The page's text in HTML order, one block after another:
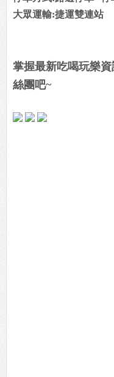
大眾運輸:捷運雙連站
掌握最新吃喝玩樂
絲團吧~